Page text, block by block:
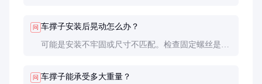
问 车撑子安装后晃动怎么办？
可能是安装不牢固或尺寸不匹配。检查固定螺丝是否
问 车撑子能承受多大重量？